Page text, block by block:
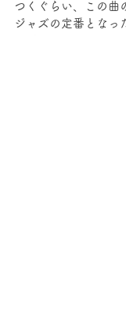
つくぐらい、この曲
ジャズの定番となっ